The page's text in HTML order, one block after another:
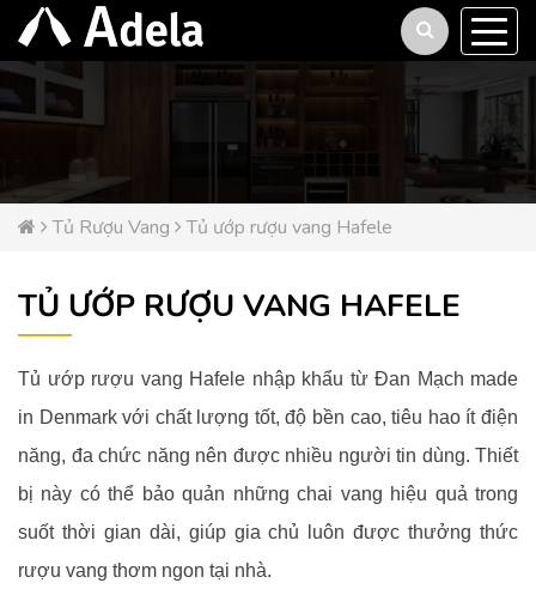
Tủ Rượu Vang Tủ ướp rượu vang Hafele
TỦ ƯỚP RƯỢU VANG HAFELE
Tủ ướp rượu vang Hafele nhập khẩu từ Đan Mạch made
in Denmark với chất lượng tốt, độ bền cao, tiêu hao ít điện
năng, đa chức năng nên được nhiều người tin dùng. Thiết
bị này có thể bảo quản những chai vang hiệu quả trong
suốt thời gian dài, giúp gia chủ luôn được thưởng thức
rượu vang thơm ngon tại nhà.